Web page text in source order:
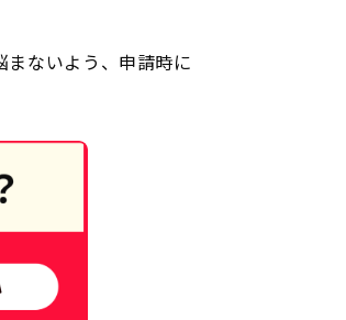
ないよう、申請時に